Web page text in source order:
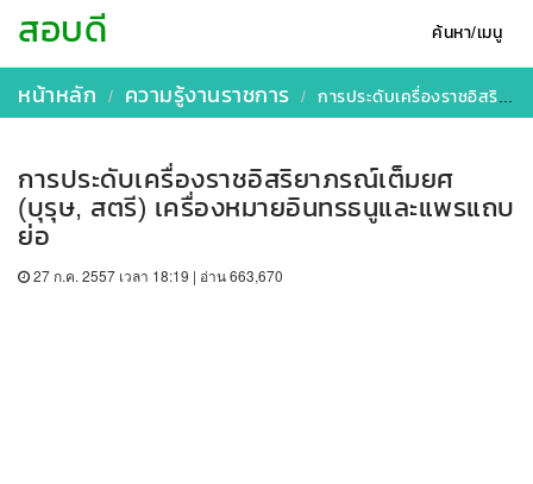
ค้นหา/เมนู
สอบดี
หน้าหลัก ความรู้งานราชการ การประดับเครื่องราชอิสริยาภรณ์เต็มยศ (บุรุษ, สตรี) เครื่องหมายอินทรธนูและแพรแถบย่อ
การประดับเครื่องราชอิสริยาภรณ์เต็มยศ
(บุรุษ, สตรี) เครื่องหมายอินทรธนูและแพรแถบ
ย่อ
27 ก.ค. 2557 เวลา 18:19 | อ่าน 663,670